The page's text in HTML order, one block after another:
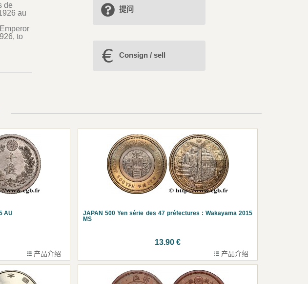
de
au
to
提问
Consign / sell
AU
产品介绍
JAPAN 500 Yen série des 47 préfectures : Wakayama 2015
MS
13.90 €
产品介绍